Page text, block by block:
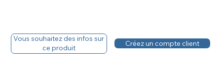
Vous souhaitez des infos sur
ce produit
Créez un compte client